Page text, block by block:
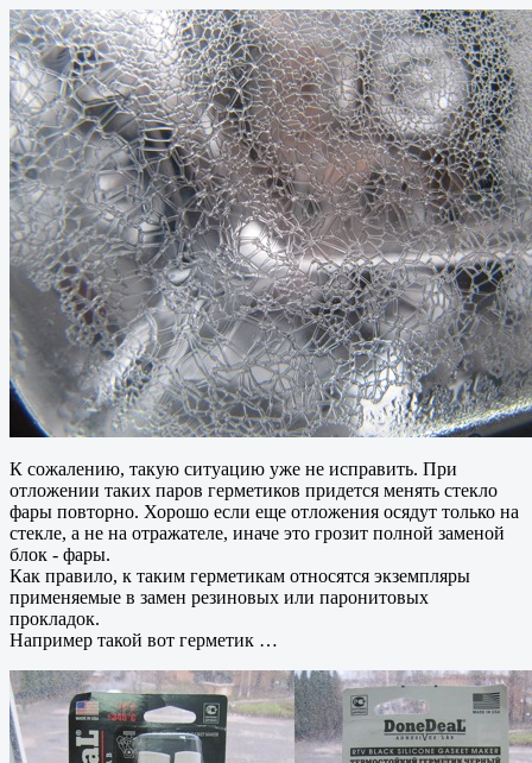
К сожалению, такую ситуацию уже не исправить. При
отложении таких паров герметиков придется менять стекло
фары повторно. Хорошо если еще отложения осядут только на
стекле, а не на отражателе, иначе это грозит полной заменой
блок - фары.
Как правило, к таким герметикам относятся экземпляры
применяемые в замен резиновых или паронитовых
прокладок.
Например такой вот герметик …